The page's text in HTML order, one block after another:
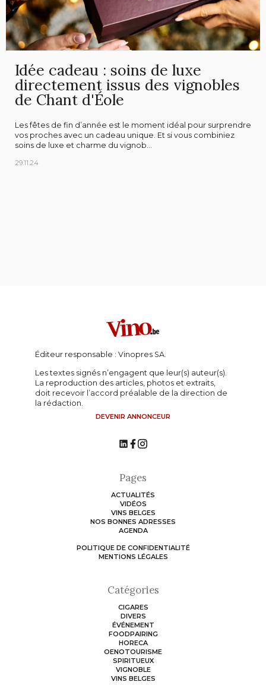
Idée cadeau : soins de luxe
directement issus des vignobles
de Chant d'Éole
Les fêtes de fin d’année est le moment idéal pour surprendre
vos proches avec un cadeau unique. Et si vous combiniez
soins de luxe et charme du vignob...
29.11.24
Éditeur responsable : Vinopres SA.
Les textes signés n’engagent que leur(s) auteur(s).
La reproduction des articles, photos et extraits,
doit recevoir l’accord préalable de la direction de
la rédaction.
DEVENIR ANNONCEUR
Catégories
CIGARES
DIVERS
ÉVÉNEMENT
FOODPAIRING
HORECA
OENOTOURISME
SPIRITUEUX
VIGNOBLE
VINS BELGES
Pages
ACTUALITÉS
VIDÉOS
VINS BELGES
NOS BONNES ADRESSES
AGENDA
POLITIQUE DE CONFIDENTIALITÉ
MENTIONS LÉGALES